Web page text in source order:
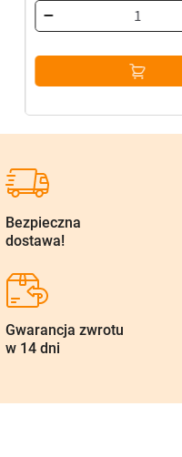
cena
wynosiła:
9,37 zł.
cena
wynosi:
5,83 zł.
Bezpieczna
dostawa!
Gwarancja zwrotu
w 14 dni